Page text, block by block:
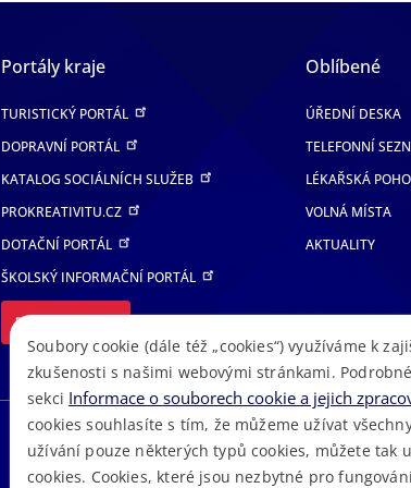
Portály kraje
TURISTICKÝ PORTÁL
DOPRAVNÍ PORTÁL
KATALOG SOCIÁLNÍCH SLUŽEB
PROKREATIVITU.CZ
DOTAČNÍ PORTÁL
ŠKOLSKÝ INFORMAČNÍ PORTÁL
DALŠÍ PORTÁLY
Oblíbené
ÚŘEDNÍ DESKA
TELEFONNÍ
LÉKAŘSKÁ
VOLNÁ MÍSTA
AKTUALITY
RSS •Mapa stránek•Cookies
Soubory cookie (dále též „cookies“) využíváme k
zkušenosti s našimi webovými stránkami.
sekci Informace o souborech cookie a jejich
cookies souhlasíte s tím, že můžeme užívat
užívání pouze některých typů cookies, můžete tak
cookies. Cookies, které jsou nezbytné pro